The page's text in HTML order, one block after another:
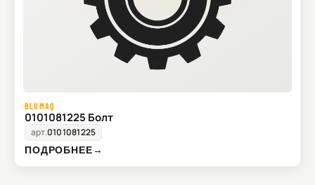
BLUMAQ
0101081225 Болт
арт.0101081225
ПОДРОБНЕЕ→